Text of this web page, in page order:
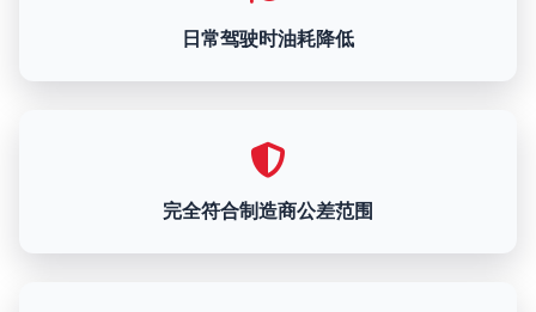
日常驾驶时油耗降低
完全符合制造商公差范围